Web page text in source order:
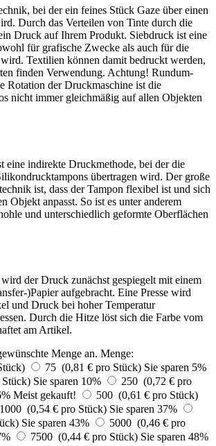
bei der ein feines Stück Gaze über einen
Durch das Verteilen von Tinte durch die
Druck auf Ihrem Produkt. Siebdruck ist eine
für grafische Zwecke als auch für die
Textilien können damit bedruckt werden,
finden Verwendung. Achtung! Rundum-
Rotation der Druckmaschine ist die
nicht immer gleichmäßig auf allen Objekten
eine indirekte Druckmethode, bei der die
übertragen wird. Der große
ist, dass der Tampon flexibel ist und sich
Objekt anpasst. So ist es unter anderem
und unterschiedlich geformte Oberflächen
der Druck zunächst gespiegelt mit einem
)Papier aufgebracht. Eine Presse wird
und Druck bei hoher Temperatur
Durch die Hitze löst sich die Farbe vom
am Artikel.
Menge an. Menge:
75 (0,81 € pro Stück) Sie sparen 5%
Sie sparen 10%
250 (0,72 € pro
Meist gekauft!
500 (0,61 € pro Stück)
1000 (0,54 € pro Stück) Sie sparen 37%
Sie sparen 43%
5000 (0,46 € pro
7500 (0,44 € pro Stück) Sie sparen 48%